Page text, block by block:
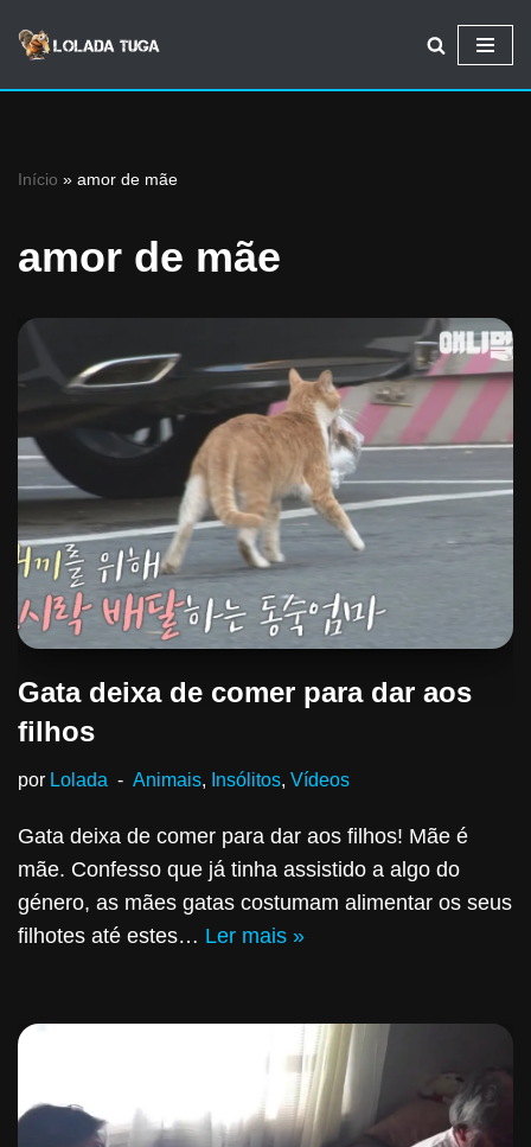
Avançar
Início » amor de mãe
amor de mãe
Gata deixa de comer para dar aos
filhos
por Lolada Animais, Insólitos, Vídeos
Gata deixa de comer para dar aos filhos! Mãe é
mãe. Confesso que já tinha assistido a algo do
género, as mães gatas costumam alimentar os seus
filhotes até estes… Ler mais »